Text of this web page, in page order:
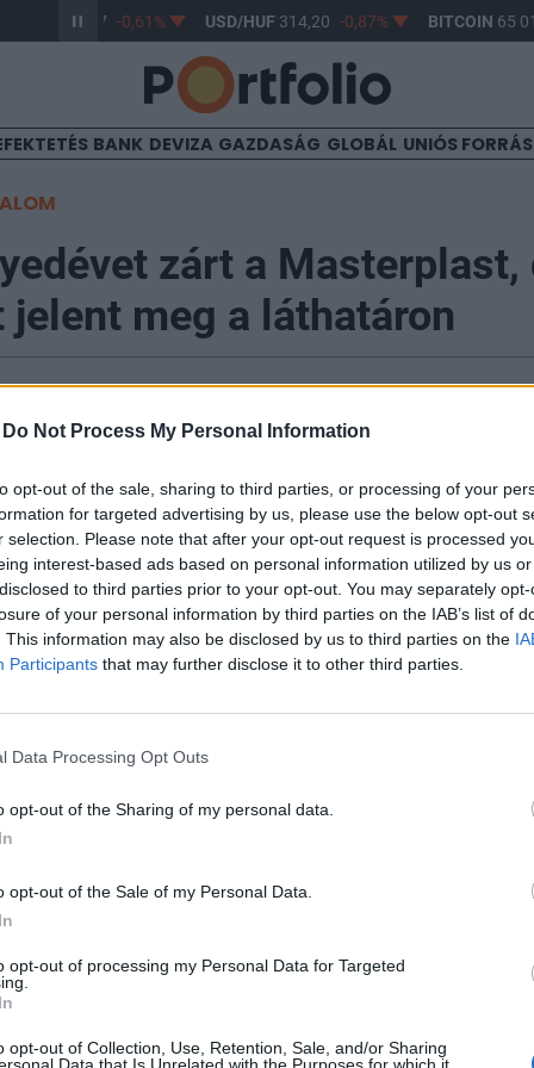
Do Not Process My Personal Information
opt-out of the sale, sharing to third parties, or processing of your
for targeted advertising by us, please use the below opt-out
selection. Please note that after your opt-out request is processed
interest-based ads based on personal information utilized by us
to third parties prior to your opt-out. You may separately
of your personal information by third parties on the IAB’s list of
This information may also be disclosed by us to third parties on the
Participants that may further disclose it to other third parties.
Data Processing Opt Outs
opt-out of the Sharing of my personal data.
opt-out of the Sale of my Personal Data.
opt-out of processing my Personal Data for Targeted
opt-out of Collection, Use, Retention, Sale, and/or Sharing
363,17 -0,61% USD/HUF314,20 -0,87% BITCOIN65
BANK DEVIZA GAZDASÁG GLOBÁL UNIÓS
zárt a Masterplast,
jelent meg a láthatáron
a vállalat bevételei több mint 70 százalékkal
és erősödő forgalomnak
termelt a cég az EBITDA szintjén. A sorozatos
az adózott eredmény is nyereségbe fordult. A közel-
és az alapanyagok árának emelkedését
negyedévi eredményességben bízik a társaság -
és jelentkezésLendületet kapott a
emelkedett a Masterplast első negyedéves árbevétele az
a negyedik negyedévben látott pozitív hatások tovább...
cikkarchívum